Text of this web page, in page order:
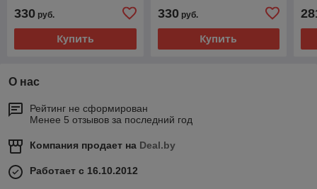
330 руб.
Купить
330руб.
Купить
О нас
Рейтинг не сформирован
Менее 5 отзывов за последний год
Компания продает на Deal.by
Работает с 16.10.2012